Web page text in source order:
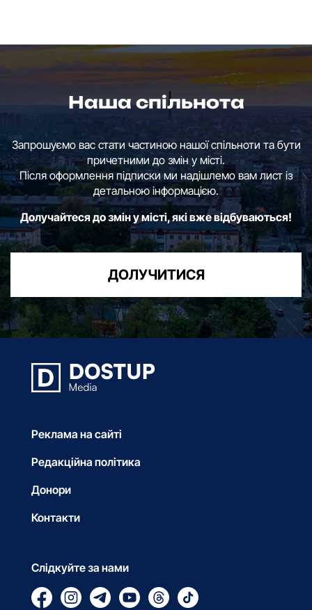
Наша спільнота
Запрошуємо вас стати частиною нашої спільноти та бути
причетними до змін у місті.
Після оформлення підписки ми надішлемо вам лист із
детальною інформацією.
Долучайтеся до змін у місті, які вже відбуваються!
ДОЛУЧИТИСЯ
Реклама на сайті
Редакційна політика
Донори
Контакти
Слідкуйте за нами